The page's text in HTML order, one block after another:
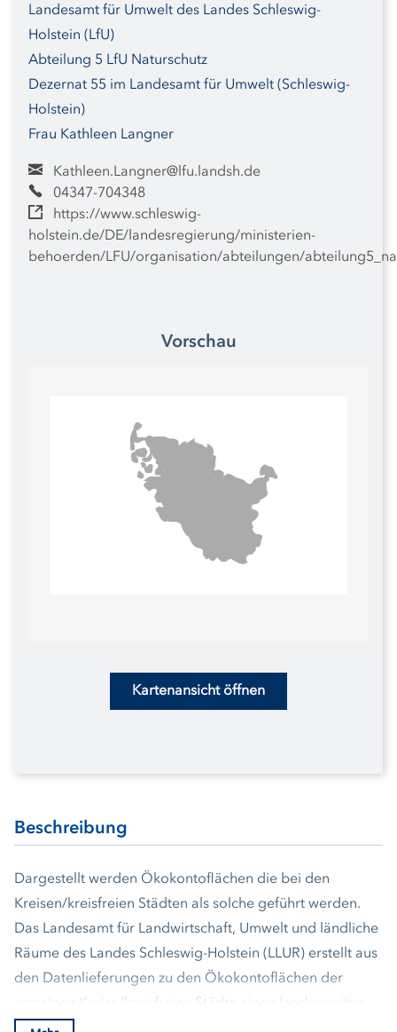
Landesamt für Umwelt des Landes Schleswig-
Holstein (LfU)
Abteilung 5 LfU Naturschutz
Dezernat 55 im Landesamt für Umwelt (Schleswig-
Holstein)
Frau Kathleen Langner
Kathleen.Langner@lfu.landsh.de
04347-704348
https://www.schleswig-
holstein.de/DE/landesregierung/ministerien-
behoerden/LFU/organisation/abteilungen/
Vorschau
Kartenansicht öffnen
Beschreibung
Dargestellt werden Ökokontoflächen die bei den
Kreisen/kreisfreien Städten als solche geführt werden.
Das Landesamt für Landwirtschaft, Umwelt und ländliche
Räume des Landes Schleswig-Holstein (LLUR) erstellt aus
den Datenlieferungen zu den Ökokontoflächen der
einzelnen Kreise/kreisfreien Städte einen landesweiten
Datenbestand. Die Daten werden hinsichtlich